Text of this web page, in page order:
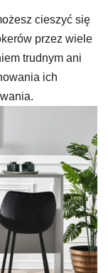
cieszyć się
przez wiele
trudnym ani
ich